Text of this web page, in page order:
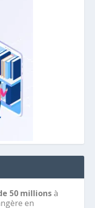
50 millionsà
en